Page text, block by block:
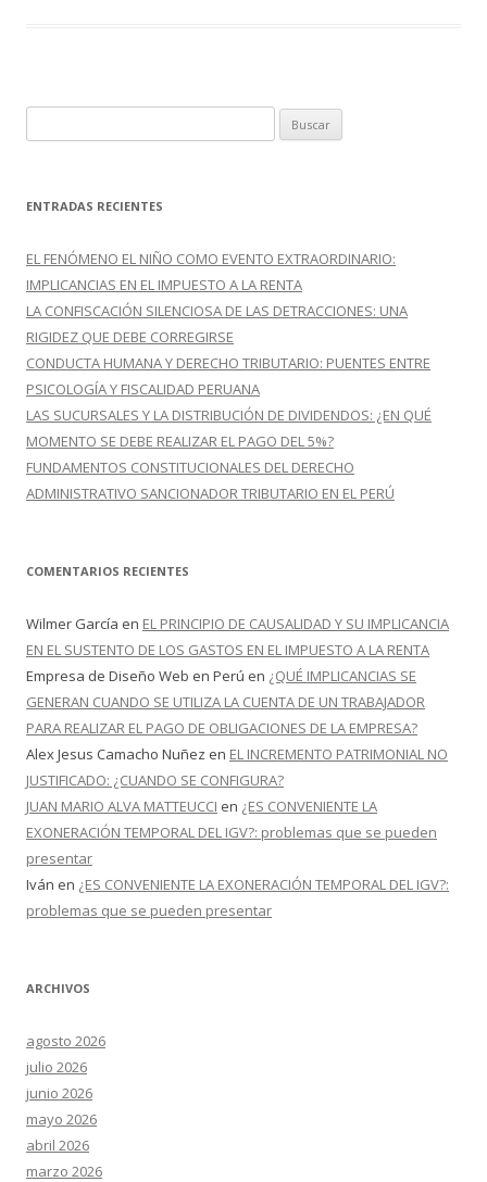
u
c
r
:
ENTRADAS RECIENTES
EL FENÓMENO EL NIÑO COMO EVENTO EXTRAORDINARIO:
IMPLICANCIAS EN EL IMPUESTO A LA RENTA
LA CONFISCACIÓN SILENCIOSA DE LAS DETRACCIONES: UNA
RIGIDEZ QUE DEBE CORREGIRSE
CONDUCTA HUMANA Y DERECHO TRIBUTARIO: PUENTES ENTRE
PSICOLOGÍA Y FISCALIDAD PERUANA
LAS SUCURSALES Y LA DISTRIBUCIÓN DE DIVIDENDOS: ¿EN QUÉ
MOMENTO SE DEBE REALIZAR EL PAGO DEL 5%?
FUNDAMENTOS CONSTITUCIONALES DEL DERECHO
ADMINISTRATIVO SANCIONADOR TRIBUTARIO EN EL PERÚ
COMENTARIOS RECIENTES
Wilmer García en EL PRINCIPIO DE CAUSALIDAD Y SU IMPLICANCIA
EN EL SUSTENTO DE LOS GASTOS EN EL IMPUESTO A LA RENTA
Empresa de Diseño Web en Perú en ¿QUÉ IMPLICANCIAS SE
GENERAN CUANDO SE UTILIZA LA CUENTA DE UN TRABAJADOR
PARA REALIZAR EL PAGO DE OBLIGACIONES DE LA EMPRESA?
Alex Jesus Camacho Nuñez en EL INCREMENTO PATRIMONIAL NO
JUSTIFICADO: ¿CUANDO SE CONFIGURA?
JUAN MARIO ALVA MATTEUCCI en ¿ES CONVENIENTE LA
EXONERACIÓN TEMPORAL DEL IGV?: problemas que se pueden
presentar
Iván en ¿ES CONVENIENTE LA EXONERACIÓN TEMPORAL DEL IGV?:
problemas que se pueden presentar
ARCHIVOS
agosto 2026
julio 2026
junio 2026
mayo 2026
abril 2026
marzo 2026